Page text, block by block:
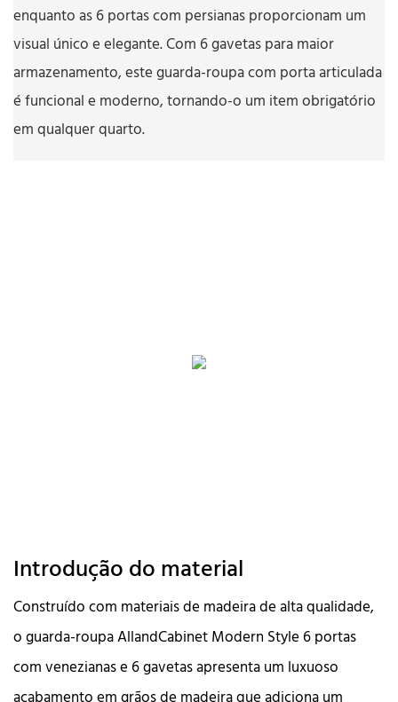
enquanto as 6 portas com persianas proporcionam um
visual único e elegante. Com 6 gavetas para maior
armazenamento, este guarda-roupa com porta articulada
é funcional e moderno, tornando-o um item obrigatório
em qualquer quarto.
Introdução do material
Construído com materiais de madeira de alta qualidade,
o guarda-roupa AllandCabinet Modern Style 6 portas
com venezianas e 6 gavetas apresenta um luxuoso